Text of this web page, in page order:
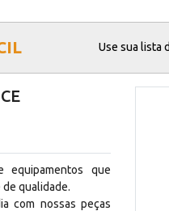
Use sua lista
equipamentos que
qualidade.
com nossas peças